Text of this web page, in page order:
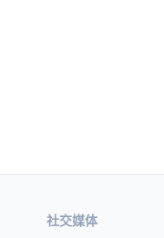
社交媒体